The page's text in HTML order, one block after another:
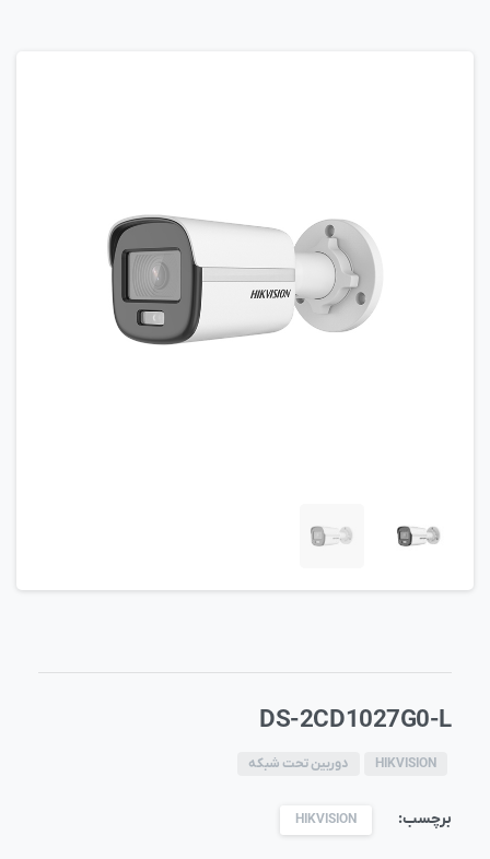
DS-2CD1027G0-L
HIKVISION دوربین تحت شبکه
برچسب: HIKVISION